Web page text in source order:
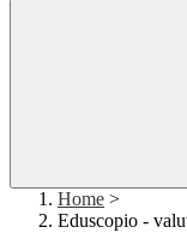
Home >
Eduscopio -